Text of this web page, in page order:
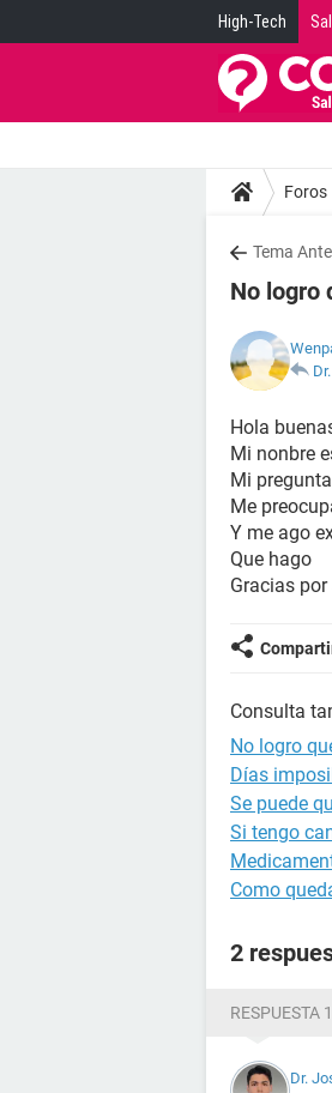
High-Tech
Foros
Tema
No logro
Hola
Mi nonbre
Mi
Me
Y me ago
Que hago
Gracias
Consulta
No logro
Días
Se puede
Si tengo
Como
2
RESPUESTA
Dr.